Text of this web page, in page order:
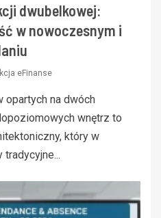
dwubelkowej:
w nowoczesnym i
eFinanse
opartych na dwóch
wnętrz to
który w
tradycyjne...